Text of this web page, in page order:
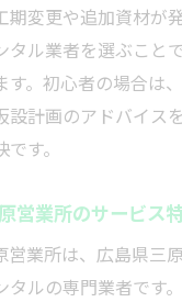
期変更や追加資材が
タル業者を選ぶこと
す。初心者の場合は
設計画のアドバイス
す。
営業所のサービス
営業所は、広島県三
タルの専門業者です